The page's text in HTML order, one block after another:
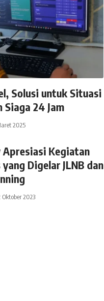
Solusi untuk Situasi
24 Jam
2025
Kegiatan
Digelar JLNB dan
2023